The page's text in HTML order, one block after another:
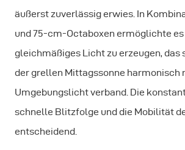
äußerst zuverlässig erwies. In
und 75-cm-Octaboxen ermöglichte es
gleichmäßiges Licht zu erzeugen, das
der grellen Mittagssonne harmonisch
Umgebungslicht verband. Die
schnelle Blitzfolge und die Mobilität
entscheidend.